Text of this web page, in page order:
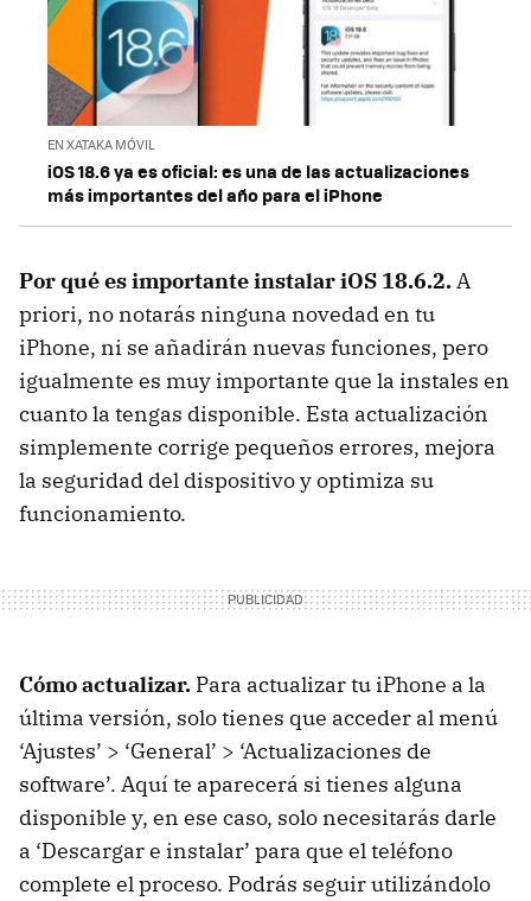
EN XATAKA MÓVIL
iOS 18.6 ya es oficial: es una de las actualizaciones
más importantes del año para el iPhone
Por qué es importante instalar iOS 18.6.2.A
priori, no notarás ninguna novedad en tu
iPhone, ni se añadirán nuevas funciones, pero
igualmente es muy importante que la instales en
cuanto la tengas disponible. Esta actualización
simplemente corrige pequeños errores, mejora
la seguridad del dispositivo y optimiza su
funcionamiento.
Cómo actualizar. Para actualizar tu iPhone a la
última versión, solo tienes que acceder al menú
‘Ajustes’ > ‘General’ > ‘Actualizaciones de
software’. Aquí te aparecerá si tienes alguna
disponible y, en ese caso, solo necesitarás darle
a ‘Descargar e instalar’ para que el teléfono
complete el proceso. Podrás seguir utilizándolo